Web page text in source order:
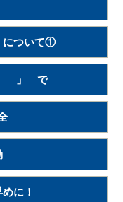
について①
」 で
に！